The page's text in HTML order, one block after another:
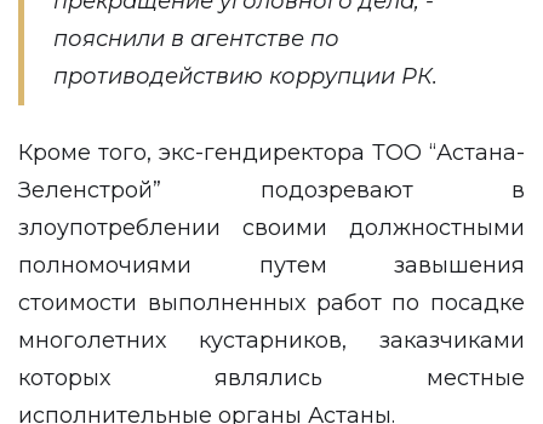
пояснили в агентстве по
противодействию коррупции РК.
Кроме того, экс-гендиректора ТОО “Астана-
Зеленстрой” подозревают в
злоупотреблении своими должностными
полномочиями путем завышения
стоимости выполненных работ по посадке
многолетних кустарников, заказчиками
которых являлись местные
исполнительные органы Астаны.